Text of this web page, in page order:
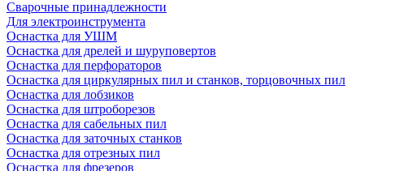
Сварочные принадлежности
Для электроинструмента
Оснастка для УШМ
Оснастка для дрелей и шуруповертов
Оснастка для перфораторов
Оснастка для циркулярных пил и станков, торцовочных пил
Оснастка для лобзиков
Оснастка для штроборезов
Оснастка для сабельных пил
Оснастка для заточных станков
Оснастка для отрезных пил
Оснастка для фрезеров